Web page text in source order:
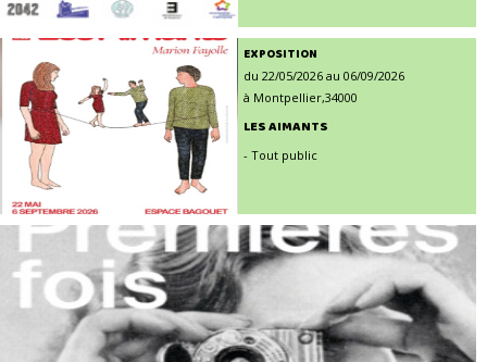
EXPOSITION
du 22/05/2026 au 06/09/2026
à Montpellier,34000
LES AIMANTS
- Tout public